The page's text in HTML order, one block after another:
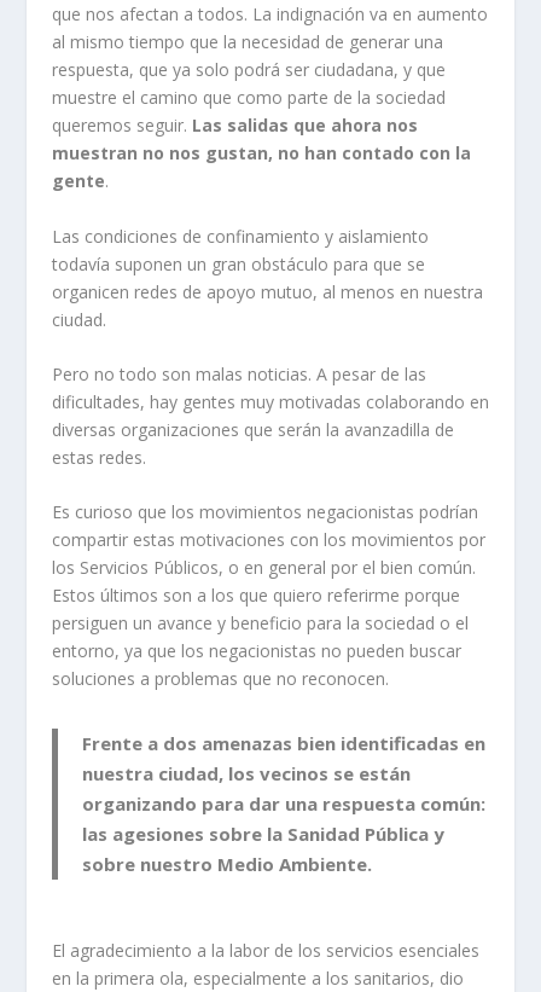
que nos afectan a todos. La indignación va en aumento
al mismo tiempo que la necesidad de generar una
respuesta, que ya solo podrá ser ciudadana, y que
muestre el camino que como parte de la sociedad
queremos seguir. Las salidas que ahora nos
muestran no nos gustan, no han contado con la
gente.
Las condiciones de confinamiento y aislamiento
todavía suponen un gran obstáculo para que se
organicen redes de apoyo mutuo, al menos en nuestra
ciudad.
Pero no todo son malas noticias. A pesar de las
dificultades, hay gentes muy motivadas colaborando en
diversas organizaciones que serán la avanzadilla de
estas redes.
Es curioso que los movimientos negacionistas podrían
compartir estas motivaciones con los movimientos por
los Servicios Públicos, o en general por el bien común.
Estos últimos son a los que quiero referirme porque
persiguen un avance y beneficio para la sociedad o el
entorno, ya que los negacionistas no pueden buscar
soluciones a problemas que no reconocen.
Frente a dos amenazas bien identificadas en
nuestra ciudad, los vecinos se están
organizando para dar una respuesta común:
las agesiones sobre la Sanidad Pública y
sobre nuestro Medio Ambiente.
El agradecimiento a la labor de los servicios esenciales
en la primera ola, especialmente a los sanitarios, dio